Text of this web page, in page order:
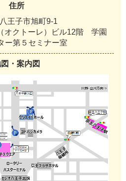
住所
王子市旭町9-1
オクトーレ）ビル12階 学園
ー第５セミナー室
・案内図